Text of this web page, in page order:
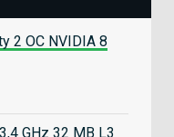
2 OC NVIDIA 8
GHz 32 MB L3